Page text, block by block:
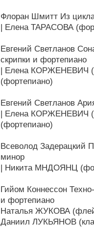
Флоран Шмитт Из
| Елена ТАРАСОВА
Евгений Светланов
скрипки и фортепиано
| Елена КОРЖЕНЕВИЧ
(фортепиано)
Евгений Светланов
| Елена КОРЖЕНЕВИЧ
(фортепиано)
Всеволод Задерацкий
минор
| Никита МНДОЯНЦ
Гийом Коннессон
и фортепиано
Наталья ЖУКОВА
Даниил ЛУКЬЯНОВ